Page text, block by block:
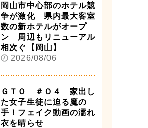
岡山市中心部のホテル競
争が激化 県内最大客室
数の新ホテルがオープ
ン 周辺もリニューアル
相次ぐ【岡山】
2026/08/06
ＧＴＯ ＃０４ 家出し
た女子生徒に迫る魔の
手！フェイク動画の濡れ
衣を晴らせ